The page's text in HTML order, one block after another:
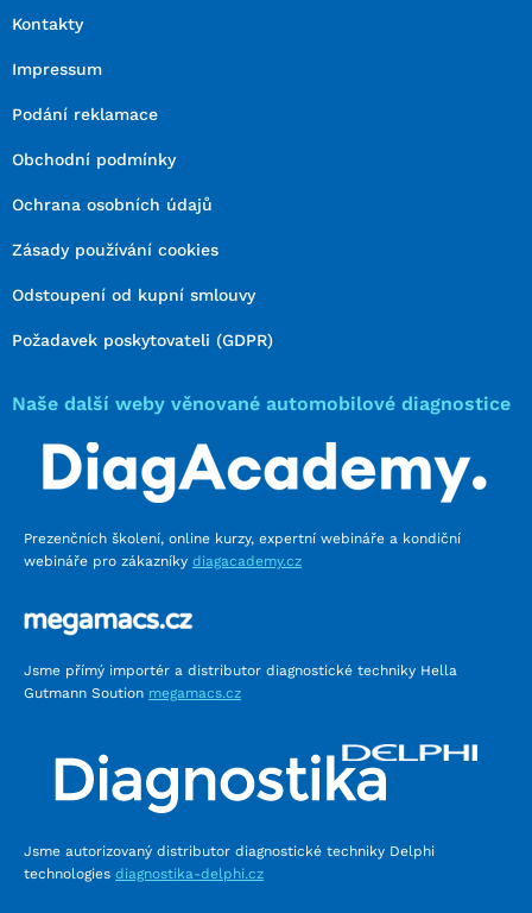
Kontakty
Impressum
Podání reklamace
Obchodní podmínky
Ochrana osobních údajů
Zásady používání cookies
Odstoupení od kupní smlouvy
Požadavek poskytovateli (GDPR)
Naše další weby věnované automobilové diagnostice
Prezenčních školení, online kurzy, expertní webináře a kondiční
webináře pro zákazníky diagacademy.cz
Jsme přímý importér a distributor diagnostické techniky Hella
Gutmann Soution megamacs.cz
Jsme autorizovaný distributor diagnostické techniky Delphi
technologies diagnostika-delphi.cz